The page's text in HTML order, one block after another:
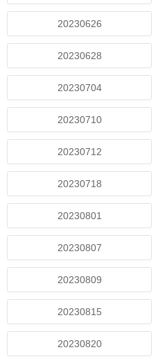
20230626
20230628
20230704
20230710
20230712
20230718
20230801
20230807
20230809
20230815
20230820